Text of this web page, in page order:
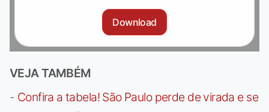
Download
VEJA TAMBÉM
- Confira a tabela! São Paulo perde de virada e se